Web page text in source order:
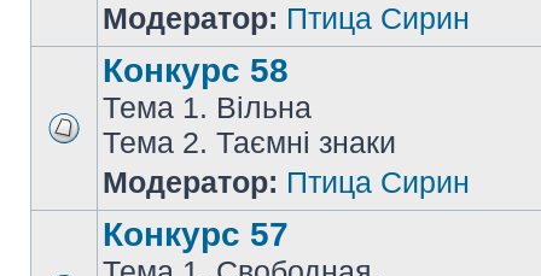
Модератор: Птица Сирин
Конкурс 58
Тема 1. Вільна
Тема 2. Таємні знаки
Модератор: Птица Сирин
Конкурс 57